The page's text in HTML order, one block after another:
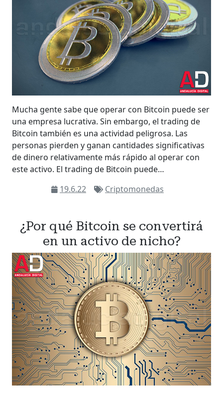
Mucha gente sabe que operar con Bitcoin puede ser
una empresa lucrativa. Sin embargo, el trading de
Bitcoin también es una actividad peligrosa. Las
personas pierden y ganan cantidades significativas
de dinero relativamente más rápido al operar con
este activo. El trading de Bitcoin puede…
19.6.22
Criptomonedas
¿Por qué Bitcoin se convertirá
en un activo de nicho?